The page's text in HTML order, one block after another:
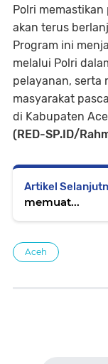
Polri
akan terus
Program ini
melalui Polri
pelayanan, serta
masyarakat
di Kabupaten
(RED-SP.ID/
Artikel
memuat...
Aceh